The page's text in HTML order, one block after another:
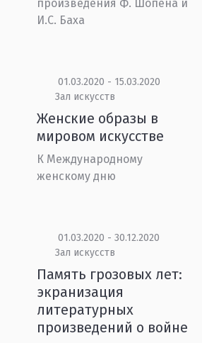
произведения Ф. Шопена и
И.С. Баха
01.03.2020 - 15.03.2020
Зал искусств
Женские образы в
мировом искусстве
К Международному
женскому дню
01.03.2020 - 30.12.2020
Зал искусств
Память грозовых лет:
экранизация
литературных
произведений о войне